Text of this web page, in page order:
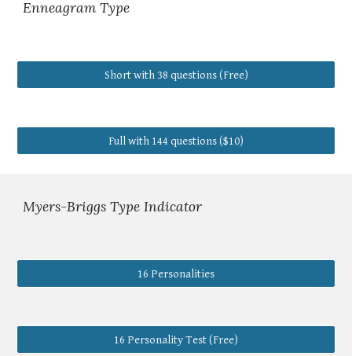
Enneagram Type
Short with 38 questions (Free)
Full with 144 questions ($10)
Myers-Briggs Type Indicator
16 Personalities
16 Personality Test (Free)